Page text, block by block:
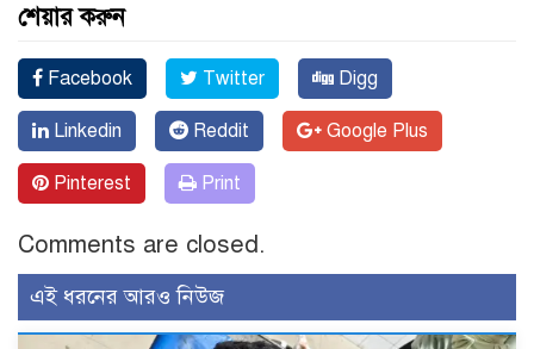
শেয়ার করুন
Facebook Twitter Digg
Linkedin Reddit Google Plus
Pinterest Print
Comments are closed.
এই ধরনের আরও নিউজ